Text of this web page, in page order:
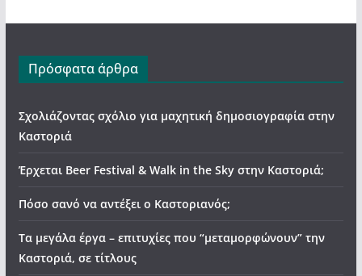
Πρόσφατα άρθρα
Σχολιάζοντας σχόλιο για μαχητική δημοσιογραφία στην
Καστοριά
Έρχεται Beer Festival & Walk in the Sky στην Καστοριά;
Πόσο σανό να αντέξει ο Καστοριανός;
Τα μεγάλα έργα – επιτυχίες που “μεταμορφώνουν” την
Καστοριά, σε τίτλους